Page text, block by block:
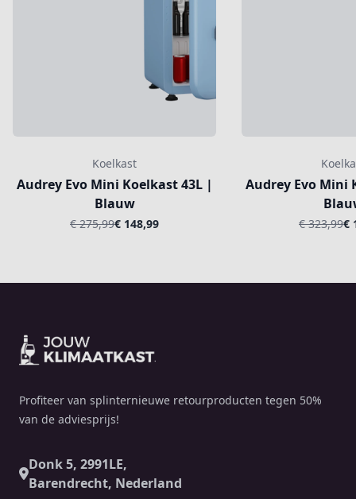
Koelkast
Audrey Evo Mini Koelkast 43L |
Blauw
€ 275,99€ 148,99
Audrey Evo Mini
€ 323,99€
Profiteer van splinternieuwe retourproducten tegen 50%
van de adviesprijs!
Donk 5, 2991LE,
Barendrecht, Nederland